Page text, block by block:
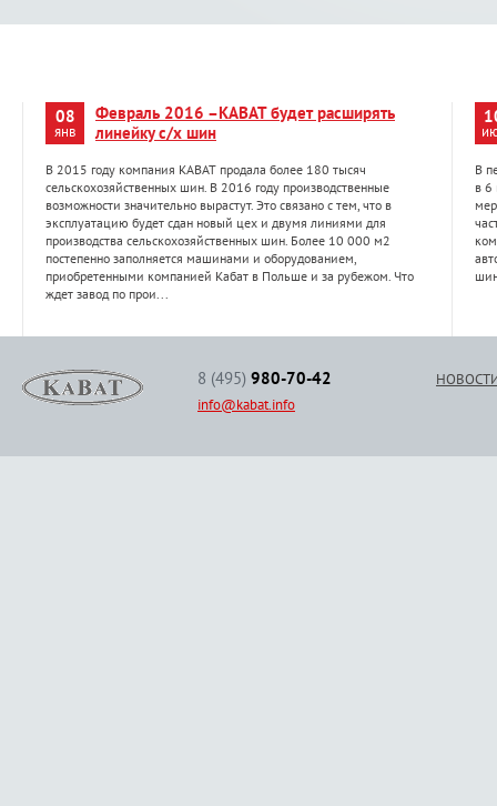
08
янв
Февраль 2016 –KABAT будет расширять
линейку с/х шин
В 2015 году компания KABAT продала более 180 тысяч
сельскохозяйственных шин. В 2016 году производственные
возможности значительно вырастут. Это связано с тем, что в
эксплуатацию будет сдан новый цех и двумя линиями для
производства сельскохозяйственных шин. Более 10 000 м2
постепенно заполняется машинами и оборудованием,
приобретенными компанией Кабат в Польше и за рубежом. Что
ждет завод по прои...
В
в 6
8 (495) 980-70-42
info@kabat.info